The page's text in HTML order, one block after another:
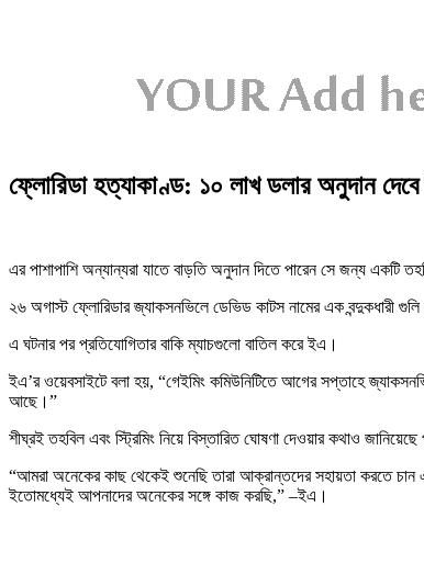
ফ্লোরিডা হত্যাকাণ্ড: ১০ লাখ ডলার অনুদান
এর পাশাপাশি অন্যান্যরা যাতে বাড়তি অনুদান দিতে পারেন সে জন্য একটি
২৬ অগাস্ট ফ্লোরিডার জ্যাকসনভিলে ডেভিড কাটস নামের এক বন্দুকধারী
এ ঘটনার পর প্রতিযোগিতার বাকি ম্যাচগুলো বাতিল করে ইএ।
ইএ’র ওয়েবসাইটে বলা হয়, “গেইমিং কমিউনিটিতে আগের সপ্তাহে
আছে।”
শীঘ্রই তহবিল এবং স্ট্রিমিং নিয়ে বিস্তারিত ঘোষণা দেওয়ার কথাও জানিয়েছে
“আমরা অনেকের কাছ থেকেই শুনেছি তারা আক্রান্তদের সহায়তা করতে চান
ইতোমধ্যেই আপনাদের অনেকের সঙ্গে কাজ করছি,” –ইএ।